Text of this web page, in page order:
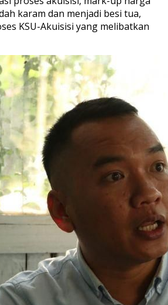
karam dan menjadi besi tua,
KSU-Akuisisi yang melibatkan